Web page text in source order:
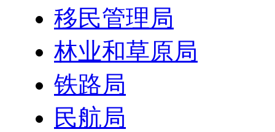
移民管理局
林业和草原局
铁路局
民航局